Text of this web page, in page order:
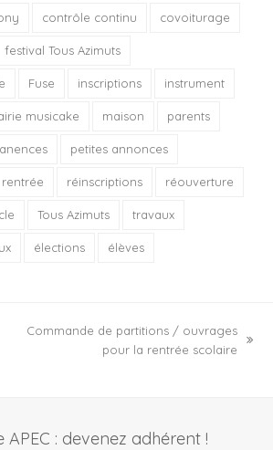
contrôle continu covoiturage
festival Tous Azimuts
Fuse inscriptions instrument
musicake maison parents
petites annonces
rentrée réinscriptions réouverture
Tous Azimuts travaux
élections élèves
Commande de partitions / ouvrages
pour la rentrée scolaire
APEC : devenez adhérent !